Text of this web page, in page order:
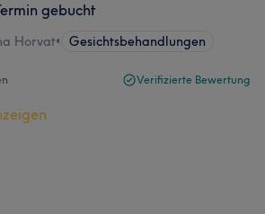
gebucht
Horvat• Gesichtsbehandlungen
Verifizierte Bewertung